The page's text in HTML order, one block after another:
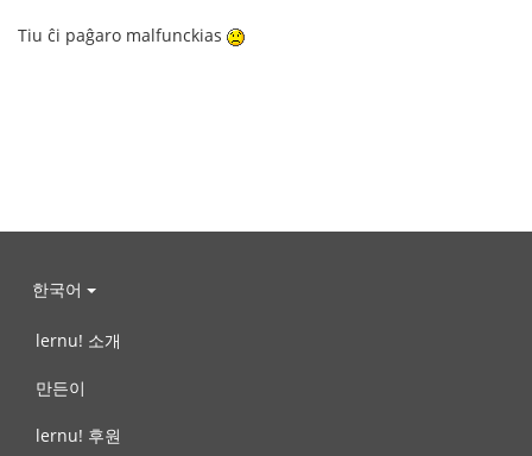
Tiu ĉi paĝaro malfunckias
한국어
lernu! 소개
만든이
lernu! 후원